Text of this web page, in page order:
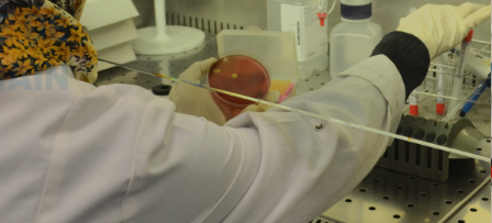
POURLA SANTÉDE
DEMAIN